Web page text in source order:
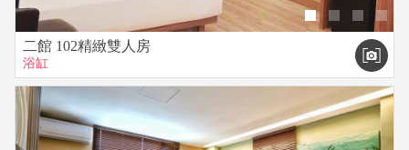
二館 102精緻雙人房
浴缸